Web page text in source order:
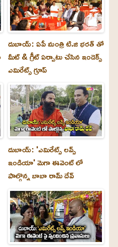
దుబాయ్: ఏపీ మంత్రి టి.జి భరత్ తో
మీట్ & గ్రీట్ ఏర్పాటు చేసిన ఇండెక్స్
ఎమిరేట్స్ గ్రూప్
దుబాయ్‌: 'ఎమిరేట్స్ లవ్స్
ఇండియా' మెగా ఈవెంట్ లో
పాల్గొన్న బాబా రామ్ దేవ్